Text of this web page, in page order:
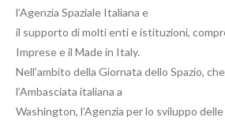
l’Agenzia Spaziale Italiana e
il supporto di molti enti e istituzioni,
Imprese e il Made in Italy.
Nell’ambito della Giornata dello Spazio,
l’Ambasciata italiana a
Washington, l’Agenzia per lo sviluppo